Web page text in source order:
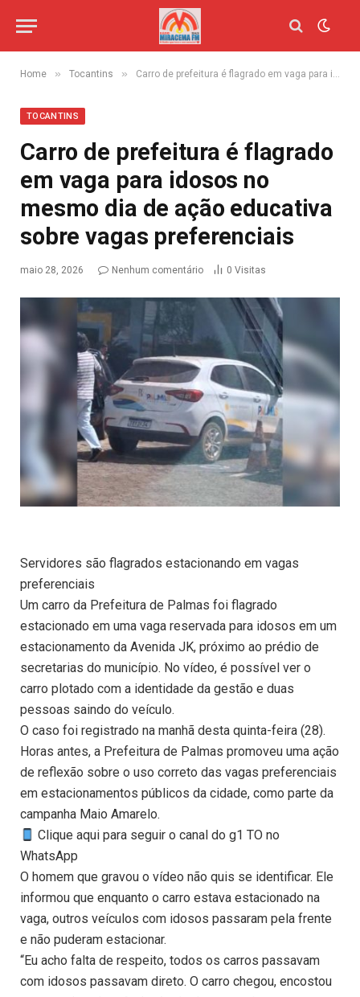
Home » Tocantins » Carro de prefeitura é flagrado em vaga para idosos no mesmo dia de ação educativa sobre vagas preferenciais
TOCANTINS
Carro de prefeitura é flagrado
em vaga para idosos no
mesmo dia de ação educativa
sobre vagas preferenciais
maio 28, 2026 Nenhum comentário 0 Visitas
Servidores são flagrados estacionando em vagas
preferenciais
Um carro da Prefeitura de Palmas foi flagrado
estacionado em uma vaga reservada para idosos em um
estacionamento da Avenida JK, próximo ao prédio de
secretarias do município. No vídeo, é possível ver o
carro plotado com a identidade da gestão e duas
pessoas saindo do veículo.
O caso foi registrado na manhã desta quinta-feira (28).
Horas antes, a Prefeitura de Palmas promoveu uma ação
de reflexão sobre o uso correto das vagas preferenciais
em estacionamentos públicos da cidade, como parte da
campanha Maio Amarelo.
Clique aqui para seguir o canal do g1 TO no
WhatsApp
O homem que gravou o vídeo não quis se identificar. Ele
informou que enquanto o carro estava estacionado na
vaga, outros veículos com idosos passaram pela frente
e não puderam estacionar.
“Eu acho falta de respeito, todos os carros passavam
com idosos passavam direto. O carro chegou, encostou